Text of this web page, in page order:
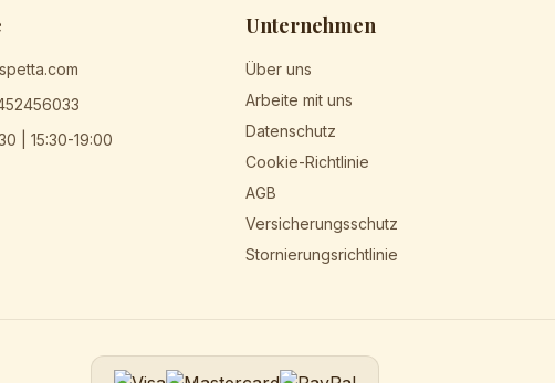
| 15:30-19:00
Unternehmen
Über uns
Arbeite mit uns
Datenschutz
Cookie-Richtlinie
AGB
Versicherungsschutz
Stornierungsrichtlinie